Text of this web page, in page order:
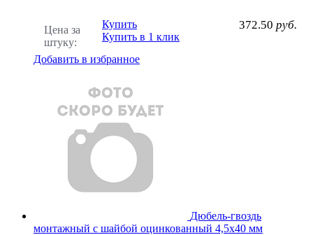
Цена за
штуку:
372.50 руб.
Купить
Купить в 1 клик
Добавить в избранное
Дюбель-гвоздь
монтажный с шайбой оцинкованный 4,5х40 мм